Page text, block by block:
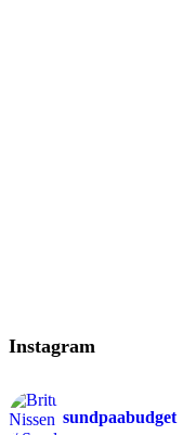
Instagram
sundpaabudget